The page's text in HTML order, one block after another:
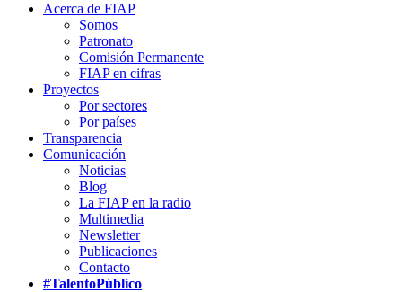
Acerca de FIAP
Somos
Patronato
Comisión Permanente
FIAP en cifras
Proyectos
Por sectores
Por países
Transparencia
Comunicación
Noticias
Blog
La FIAP en la radio
Multimedia
Newsletter
Publicaciones
Contacto
#TalentoPúblico